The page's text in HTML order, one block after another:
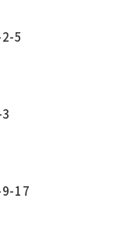
5
9-17